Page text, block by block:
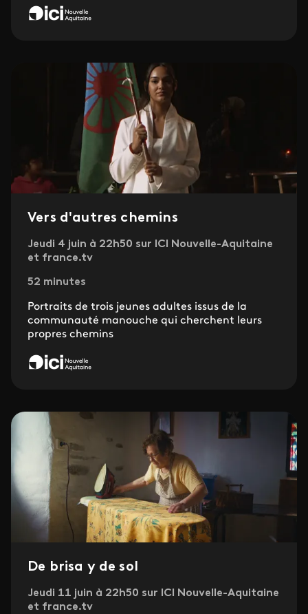
Vers d'autres chemins
Jeudi 4 juin à 22h50 sur ICI Nouvelle-Aquitaine
et france.tv
52 minutes
Portraits de trois jeunes adultes issus de la
communauté manouche qui cherchent leurs
propres chemins
De brisa y de sol
Jeudi 11 juin à 22h50 sur ICI Nouvelle-Aquitaine
et france.tv